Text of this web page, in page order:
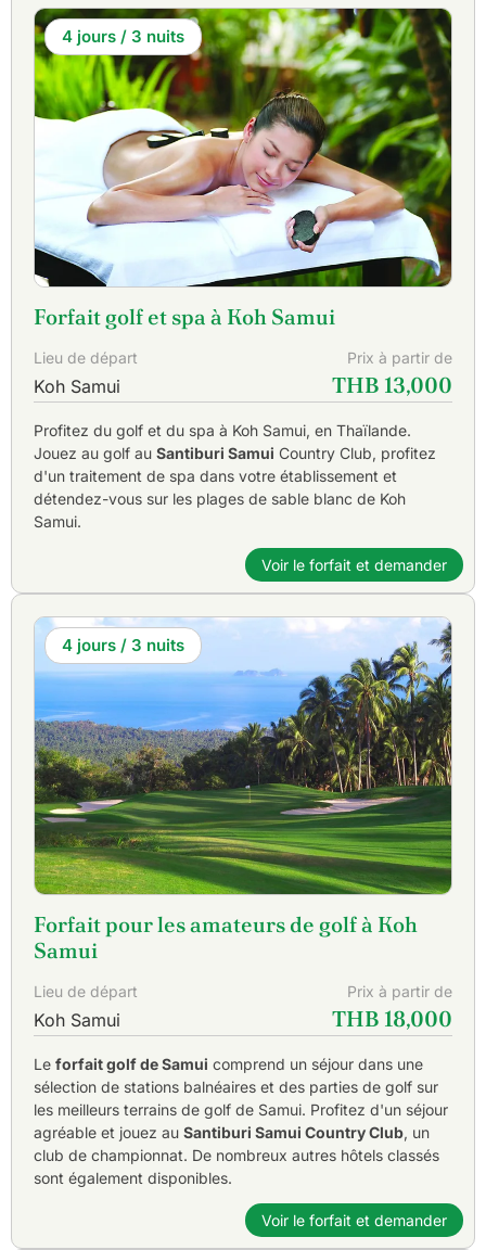
séjournant dans l'une des principales zones touristiques,
aux débutants ou aux groupes composés de golfeurs et de
non-golfeurs, ainsi qu'aux golfeurs plus sérieux qui
souhaitent affiner leur jeu de fer avant de se rendre sur l'un
desparcours de golf de championnat deKoh Samui.
L'avantage desforfaits golf à Koh Samuiest que tous les
parcours sont faciles d'accès depuis les principales plages
de l'île. Les clubs, l'équipement et tous les accessoires de
golf peuvent être achetés ou loués sur place, ce qui fait du
golf à Koh Samui
l'une des destinations les plus relaxantes
et les plus pratiques à visiter lors d'unséjour golfique en
Thaïlande.
4 jours / 3 nuits
Forfait golf et spa à Koh Samui
Lieu de départ Prix à partir de
Koh Samui THB 13,000
Profitez du golf et du spa à Koh Samui, en Thaïlande.
Jouez au golf au Santiburi Samui Country Club, profitez
d'un traitement de spa dans votre établissement et
détendez-vous sur les plages de sable blanc de Koh
Samui.
Voir le forfait et demander
4 jours / 3 nuits
Forfait pour les amateurs de golf à Koh
Samui
Lieu de départ Prix à partir de
Koh Samui THB 18,000
Le forfait golf de Samui comprend un séjour dans une
sélection de stations balnéaires et des parties de golf sur
les meilleurs terrains de golf de Samui. Profitez d'un séjour
agréable et jouez au Santiburi Samui Country Club, un
club de championnat. De nombreux autres hôtels classés
sont également disponibles.
Voir le forfait et demander